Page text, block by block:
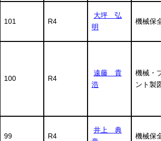
101 R4
大坪 弘
明
機械保全
100 R4
遠藤 貴
浩
機械・
ント製図
99 R4
井上 典
機械保全